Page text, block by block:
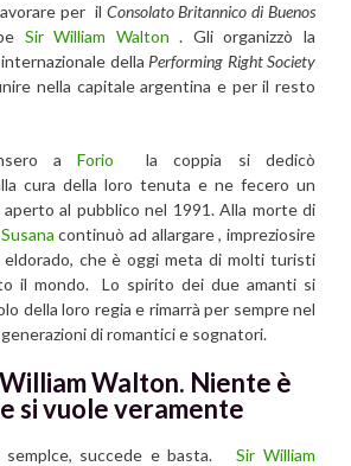
per il Consolato Britannico di Buenos
Sir William Walton. Gli organizzò la
della Performing Right Society
nella capitale argentina e per il resto
aForio la coppia si dedicò
cura della loro tenuta e ne fecero un
al pubblico nel 1991. Alla morte di
Susana continuò ad allargare , impreziosire
che è oggi meta di molti turisti
il mondo. Lo spirito dei due amanti si
della loro regia e rimarrà per sempre nel
di romantici e sognatori.
Walton. Niente è
si vuole veramente
semplce, succede e basta.Sir William